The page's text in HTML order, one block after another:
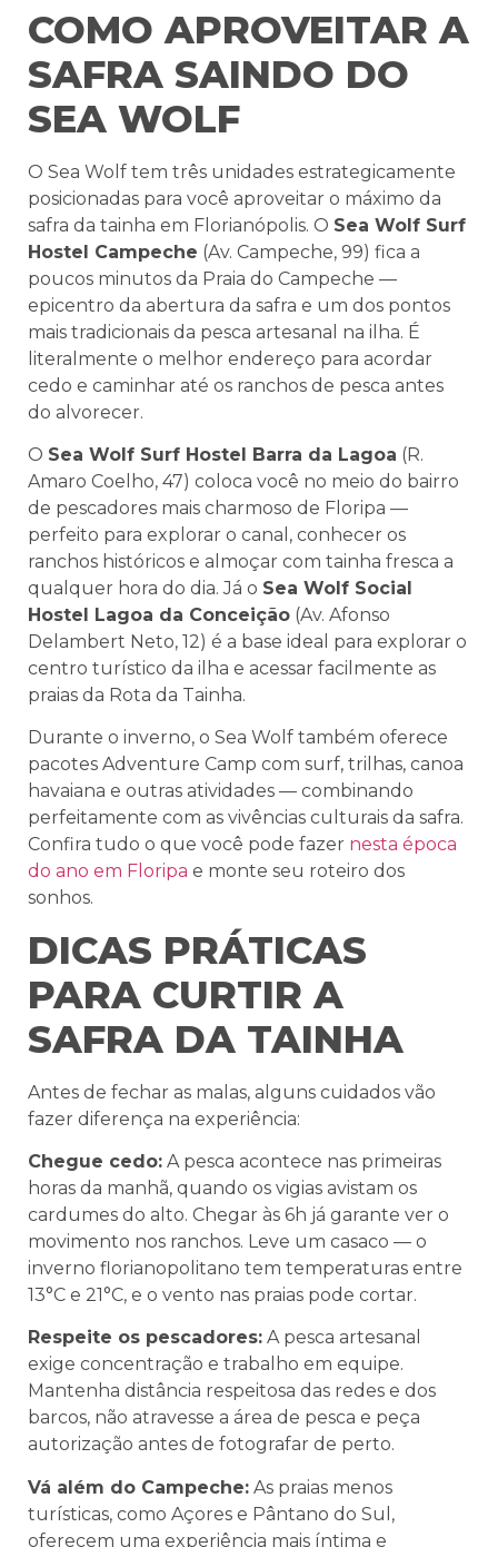
COMO APROVEITAR A
SAFRA SAINDO DO
SEA WOLF
O Sea Wolf tem três unidades estrategicamente
posicionadas para você aproveitar o máximo da
safra da tainha em Florianópolis. O Sea Wolf Surf
Hostel Campeche (Av. Campeche, 99) fica a
poucos minutos da Praia do Campeche —
epicentro da abertura da safra e um dos pontos
mais tradicionais da pesca artesanal na ilha. É
literalmente o melhor endereço para acordar
cedo e caminhar até os ranchos de pesca antes
do alvorecer.
O Sea Wolf Surf Hostel Barra da Lagoa (R.
Amaro Coelho, 47) coloca você no meio do bairro
de pescadores mais charmoso de Floripa —
perfeito para explorar o canal, conhecer os
ranchos históricos e almoçar com tainha fresca a
qualquer hora do dia. Já o Sea Wolf Social
Hostel Lagoa da Conceição (Av. Afonso
Delambert Neto, 12) é a base ideal para explorar o
centro turístico da ilha e acessar facilmente as
praias da Rota da Tainha.
Durante o inverno, o Sea Wolf também oferece
pacotes Adventure Camp com surf, trilhas, canoa
havaiana e outras atividades — combinando
perfeitamente com as vivências culturais da safra.
Confira tudo o que você pode fazer nesta época
do ano em Floripa e monte seu roteiro dos
sonhos.
DICAS PRÁTICAS
PARA CURTIR A
SAFRA DA TAINHA
Antes de fechar as malas, alguns cuidados vão
fazer diferença na experiência:
Chegue cedo: A pesca acontece nas primeiras
horas da manhã, quando os vigias avistam os
cardumes do alto. Chegar às 6h já garante ver o
movimento nos ranchos. Leve um casaco — o
inverno florianopolitano tem temperaturas entre
13°C e 21°C, e o vento nas praias pode cortar.
Respeite os pescadores: A pesca artesanal
exige concentração e trabalho em equipe.
Mantenha distância respeitosa das redes e dos
barcos, não atravesse a área de pesca e peça
autorização antes de fotografar de perto.
Vá além do Campeche: As praias menos
turísticas, como Açores e Pântano do Sul,
oferecem uma experiência mais íntima e